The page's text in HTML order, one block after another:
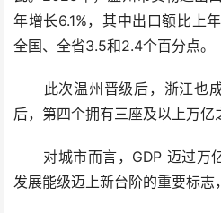
年增长6.1%，其中出口额比上
全国、全省3.5和2.4个百分点。
此次温州晋级后，浙江也成
后，第四个拥有三座及以上万亿
对城市而言，GDP 迈过万亿
发展能级迈上新台阶的重要标志